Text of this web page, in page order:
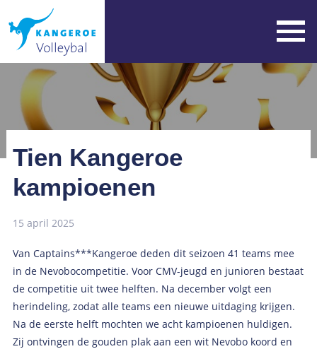
Tien Kangeroe
kampioenen
15 april 2025
Van Captains***Kangeroe deden dit seizoen 41 teams mee
in de Nevobocompetitie. Voor CMV-jeugd en junioren bestaat
de competitie uit twee helften. Na december volgt een
herindeling, zodat alle teams een nieuwe uitdaging krijgen.
Na de eerste helft mochten we acht kampioenen huldigen.
Zij ontvingen de gouden plak aan een wit Nevobo koord en